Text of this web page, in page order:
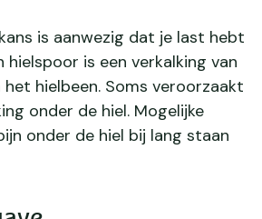
is aanwezig dat je last hebt
hielspoor is een verkalking van
hielbeen. Soms veroorzaakt
onder de hiel. Mogelijke
onder de hiel bij lang staan